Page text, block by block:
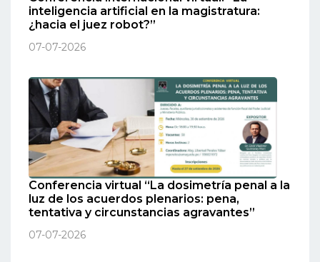
inteligencia artificial en la magistratura:
¿hacia el juez robot?”
07-07-2026
Conferencia virtual “La dosimetría penal a la
luz de los acuerdos plenarios: pena,
tentativa y circunstancias agravantes”
07-07-2026